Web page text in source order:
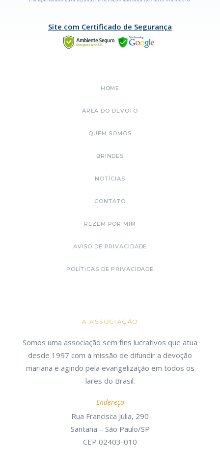
Site com Certificado de Segurança
HOME
ÁREA DO DEVOTO
QUEM SOMOS
BRINDES
NOTÍCIAS
CONTATO
REZEM POR MIM
AVISO DE PRIVACIDADE
POLÍTICAS DE PRIVACIDADE
A ASSOCIAÇÃO
Somos uma associação sem fins lucrativos que atua
desde 1997 com a missão de difundir a devoção
mariana e agindo pela evangelização em todos os
lares do Brasil.
Endereço
Rua Francisca Júlia, 290
Santana – São Paulo/SP
CEP 02403-010